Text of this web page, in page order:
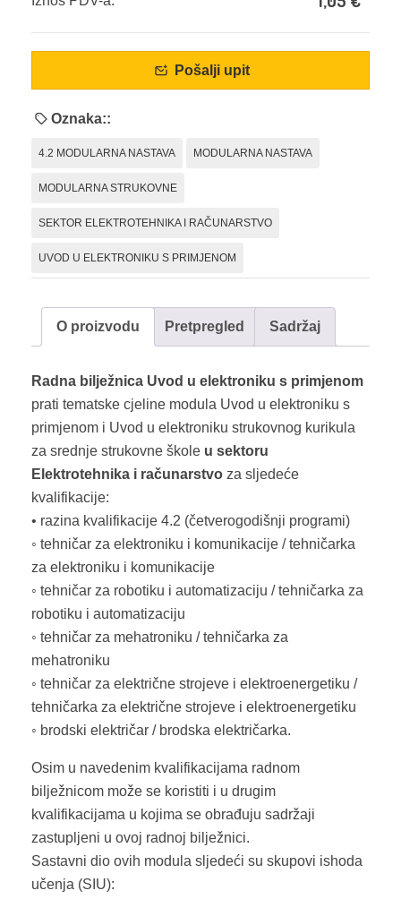
Pošalji upit
Oznaka::
4.2 MODULARNA NASTAVA MODULARNA NASTAVA
MODULARNA STRUKOVNE
SEKTOR ELEKTROTEHNIKA I RAČUNARSTVO
UVOD U ELEKTRONIKU S PRIMJENOM
O proizvodu Pretpregled Sadržaj
Radna bilježnica Uvod u elektroniku s primjenom
prati tematske cjeline modula Uvod u elektroniku s
primjenom i Uvod u elektroniku strukovnog kurikula
za srednje strukovne škole u sektoru
Elektrotehnika i računarstvo za sljedeće
kvalifikacije:
• razina kvalifikacije 4.2 (četverogodišnji programi)
◦ tehničar za elektroniku i komunikacije / tehničarka
za elektroniku i komunikacije
◦ tehničar za robotiku i automatizaciju / tehničarka za
robotiku i automatizaciju
◦ tehničar za mehatroniku / tehničarka za
mehatroniku
◦ tehničar za električne strojeve i elektroenergetiku /
tehničarka za električne strojeve i elektroenergetiku
◦ brodski električar / brodska električarka.
Osim u navedenim kvalifikacijama radnom
bilježnicom može se koristiti i u drugim
kvalifikacijama u kojima se obrađuju sadržaji
zastupljeni u ovoj radnoj bilježnici.
Sastavni dio ovih modula sljedeći su skupovi ishoda
učenja (SIU):